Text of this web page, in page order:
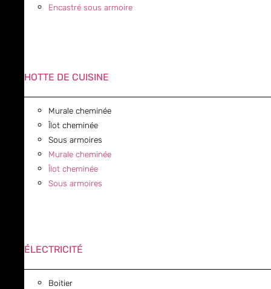
Encastré sous armoire
HOTTE DE CUISINE
Murale cheminée
Îlot cheminée
Sous armoires
Murale cheminée
Îlot cheminée
Sous armoires
ÉLECTRICITÉ
Boitier